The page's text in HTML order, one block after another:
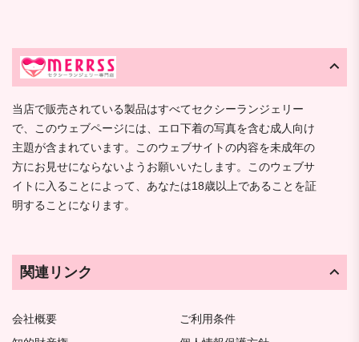
当店で販売されている製品はすべてセクシーランジェリー
で、このウェブページには、エロ下着の写真を含む成人向け
主題が含まれています。このウェブサイトの内容を未成年の
方にお見せにならないようお願いいたします。このウェブサ
イトに入ることによって、あなたは18歳以上であることを証
明することになります。
関連リンク
会社概要
ご利用条件